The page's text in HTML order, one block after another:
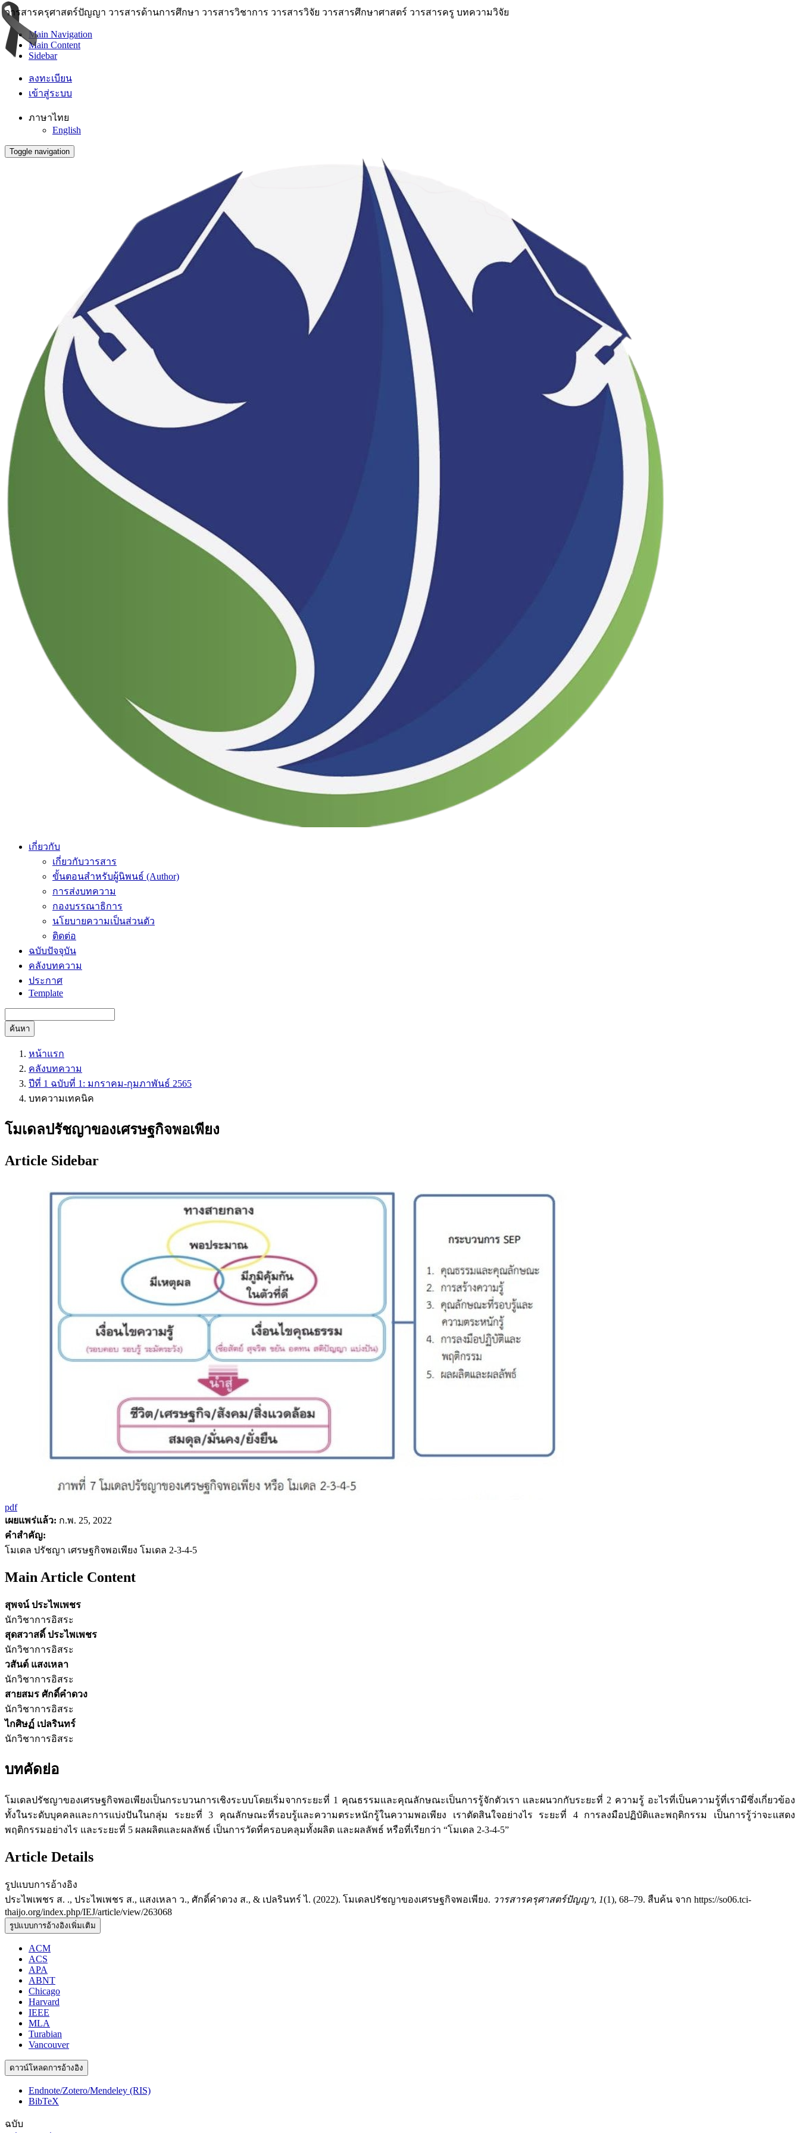
วารสารครุศาสตร์ปัญญา วารสารด้านการศึกษา วารสารวิชาการ วารสารวิจัย วารสารศึกษาศาสตร์ วารสารครู บทความวิจัย
Main Navigation
Main Content
Sidebar
ลงทะเบียน
เข้าสู่ระบบ
ภาษาไทย
English
Toggle navigation
เกี่ยวกับ
เกี่ยวกับวารสาร
ขั้นตอนสำหรับผู้นิพนธ์ (Author)
การส่งบทความ
กองบรรณาธิการ
นโยบายความเป็นส่วนตัว
ติดต่อ
ฉบับปัจจุบัน
คลังบทความ
ประกาศ
Template
ค้นหา
หน้าแรก
คลังบทความ
ปีที่ 1 ฉบับที่ 1: มกราคม-กุมภาพันธ์ 2565
บทความเทคนิค
โมเดลปรัชญาของเศรษฐกิจพอเพียง
Article Sidebar
pdf
เผยแพร่แล้ว: ก.พ. 25, 2022
คำสำคัญ:
โมเดล ปรัชญา เศรษฐกิจพอเพียง โมเดล 2-3-4-5
Main Article Content
สุพจน์ ประไพเพชร
นักวิชาการอิสระ
สุดสวาสดิ์ ประไพเพชร
นักวิชาการอิสระ
วสันต์ แสงเหลา
นักวิชาการอิสระ
สายสมร ศักดิ์คำดวง
นักวิชาการอิสระ
ไกศิษฏ์ เปลรินทร์
นักวิชาการอิสระ
บทคัดย่อ
โมเดลปรัชญาของเศรษฐกิจพอเพียงเป็นกระบวนการเชิงระบบโดยเริ่มจากระยะที่ 1 คุณธรรมและคุณลักษณะเป็นการรู้จักตัวเรา และผนวกกับระยะที่ 2 ความรู้ อะไรที่เป็นความรู้ที่เรามีซึ่งเกี่ยวข้อง
ทั้งในระดับบุคคลและการแบ่งปันในกลุ่ม ระยะที่ 3 คุณลักษณะที่รอบรู้และความตระหนักรู้ในความพอเพียง เราตัดสินใจอย่างไร ระยะที่ 4 การลงมือปฏิบัติและพฤติกรรม เป็นการรู้ว่าจะแสดง
พฤติกรรมอย่างไร และระยะที่ 5 ผลผลิตและผลลัพธ์ เป็นการวัดที่ครอบคลุมทั้งผลิต และผลลัพธ์ หรือที่เรียกว่า “โมเดล 2-3-4-5”
Article Details
รูปแบบการอ้างอิง
ประไพเพชร ส. ., ประไพเพชร ส., แสงเหลา ว., ศักดิ์คำดวง ส., & เปลรินทร์ ไ. (2022). โมเดลปรัชญาของเศรษฐกิจพอเพียง. วารสารครุศาสตร์ปัญญา, 1(1), 68–79. สืบค้น จาก https://so06.tci-
thaijo.org/index.php/IEJ/article/view/263068
รูปแบบการอ้างอิงเพิ่มเติม
ACM
ACS
APA
ABNT
Chicago
Harvard
IEEE
MLA
Turabian
Vancouver
ดาวน์โหลดการอ้างอิง
Endnote/Zotero/Mendeley (RIS)
BibTeX
ฉบับ